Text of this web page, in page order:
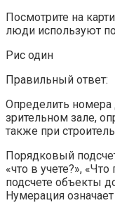
Посмотрите на
люди используют
Рис один
Правильный ответ:
Определить номера
зрительном зале,
также при
Порядковый
«что в учете?»,
подсчете объекты
Нумерация